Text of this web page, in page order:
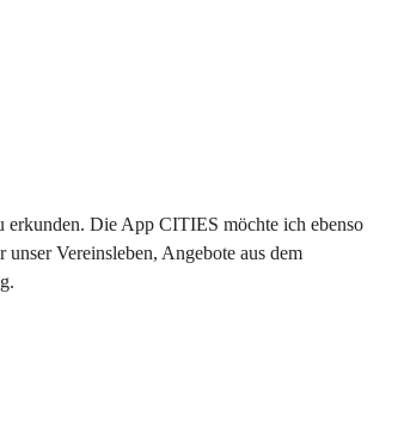
erkunden. Die App CITIES möchte ich ebenso
Vereinsleben, Angebote aus dem